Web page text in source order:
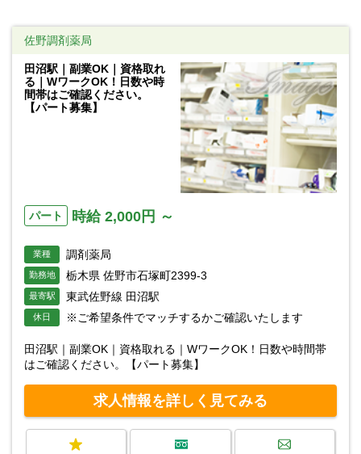
佐野調剤薬局
田沼駅｜副業OK｜資格取れ
る｜WワークOK！日数や時
間帯はご確認ください。
【パート募集】
パート 時給 2,000円 ～
業種 調剤薬局
勤務地 栃木県 佐野市石塚町2399-3
最寄駅 東武佐野線 田沼駅
休日 ※ご希望条件でマッチするかご確認いたします
田沼駅｜副業OK｜資格取れる｜WワークOK！日数や時間帯
はご確認ください。【パート募集】
求人情報を詳しく見てみる